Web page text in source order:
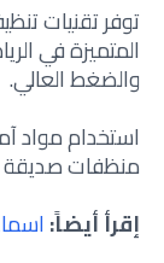
توفر تقنيات
المتميزة في
والضغط العالي.
استخدام مواد
منظفات صديقة
إقرأ أيضاً:اسماء أفضل